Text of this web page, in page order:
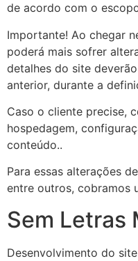
de acordo com o
Importante! Ao chegar
poderá mais sofrer
detalhes do site
anterior, durante a
Caso o cliente precise,
hospedagem,
conteúdo..
Para essas alterações
entre outros, cobramos
Sem Letras
Desenvolvimento do